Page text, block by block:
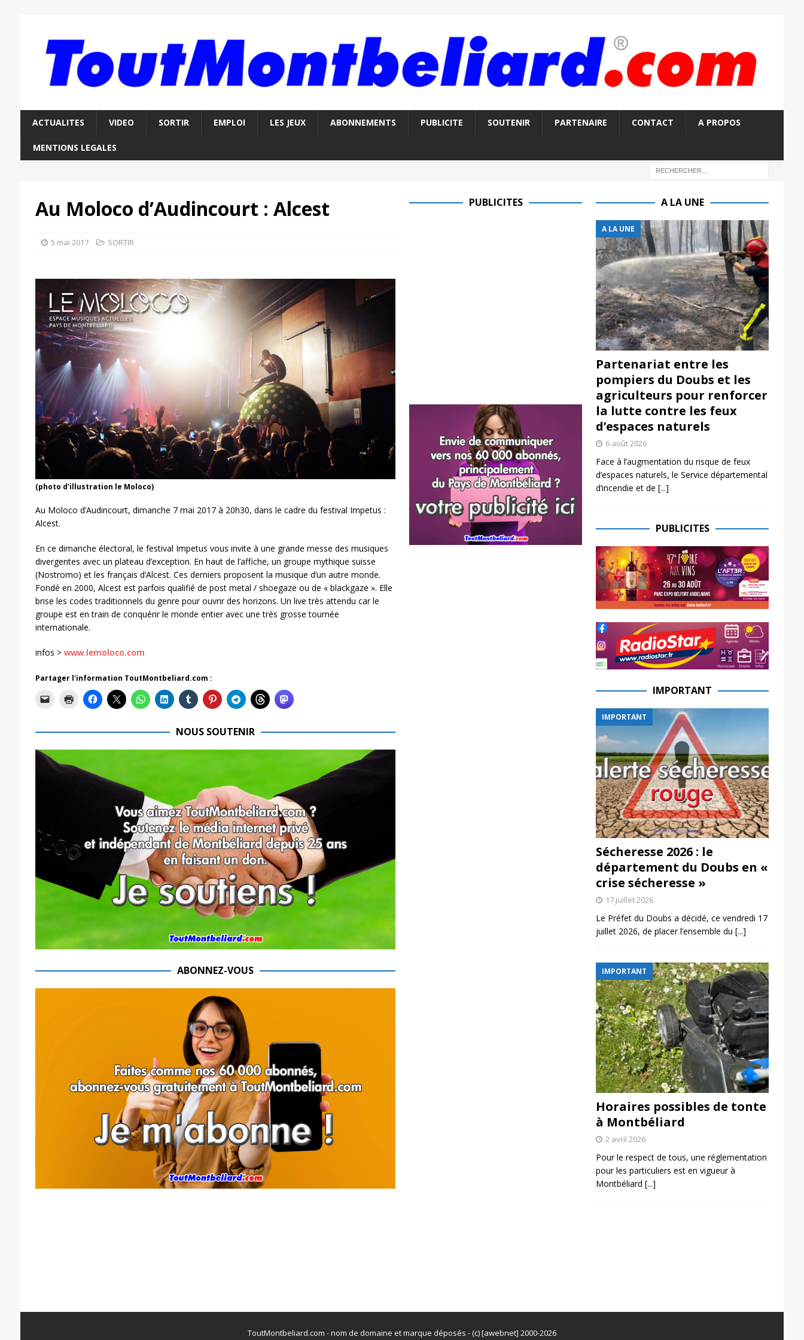
ACTUALITES VIDEO SORTIR EMPLOI LES JEUX ABONNEMENTS PUBLICITE SOUTENIR PARTENAIRE CONTACT A PROPOS
MENTIONS LEGALES
Au Moloco d’Audincourt : Alcest
5 mai 2017 SORTIR
(photo d'illustration le Moloco)
Au Moloco d’Audincourt, dimanche 7 mai 2017 à 20h30, dans le cadre du festival Impetus :
Alcest.
En ce dimanche électoral, le festival Impetus vous invite à une grande messe des musiques
divergentes avec un plateau d’exception. En haut de l’affiche, un groupe mythique suisse
(Nostromo) et les français d’Alcest. Ces derniers proposent la musique d’un autre monde.
Fondé en 2000, Alcest est parfois qualifié de post metal / shoegaze ou de « blackgaze ». Elle
brise les codes traditionnels du genre pour ouvrir des horizons. Un live très attendu car le
groupe est en train de conquérir le monde entier avec une très grosse tournée
internationale.
infos > www.lemoloco.com
Partager l'information ToutMontbeliard.com :
NOUS SOUTENIR
ABONNEZ-VOUS
PUBLICITES A LA UNE
A LA UNE
Partenariat entre les
pompiers du Doubs et les
agriculteurs pour renforcer
la lutte contre les feux
d’espaces naturels
6 août 2026
Face à l’augmentation du risque de feux
d’espaces naturels, le Service départemental
d’incendie et de [...]
PUBLICITES
IMPORTANT
IMPORTANT
Sécheresse 2026 : le
département du Doubs en «
crise sécheresse »
17 juillet 2026
Le Préfet du Doubs a décidé, ce vendredi 17
juillet 2026, de placer l’ensemble du [...]
IMPORTANT
Horaires possibles de tonte
à Montbéliard
2 avril 2026
Pour le respect de tous, une réglementation
pour les particuliers est en vigueur à
Montbéliard [...]
ToutMontbeliard.com - nom de domaine et marque déposés - (c) [awebnet] 2000-2026